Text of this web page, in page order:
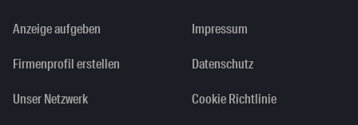
Anzeige aufgeben
Firmenprofil erstellen
Unser Netzwerk
Impressum
Datenschutz
Cookie Richtlinie